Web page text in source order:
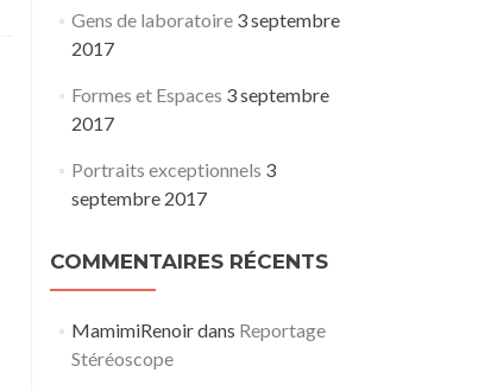
Gens de laboratoire 3 septembre
2017
Formes et Espaces 3 septembre
2017
Portraits exceptionnels 3
septembre 2017
COMMENTAIRES RÉCENTS
MamimiRenoirdans Reportage
Stéréoscope